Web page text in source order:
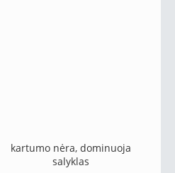
kartumo nėra, dominuoja
salyklas